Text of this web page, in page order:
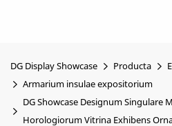
DG Display Showcase Producta
Armarium insulae expositorium
DG Showcase Designum Singulare
Horologiorum Vitrina Exhibens